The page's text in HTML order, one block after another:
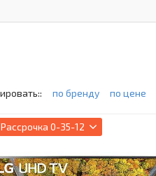
по бренду по цене
Рассрочка 0-35-12